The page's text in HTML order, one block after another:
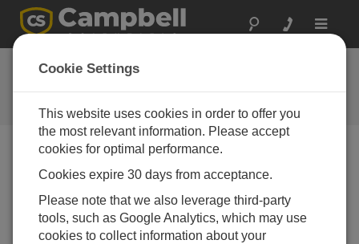
Toggle
常见问题解答
关于我们的产品和解决方案的常见
问题
什么是数据采集器？
数据采集器（Data Logger）是一种用于记录和存储
一个或多个传感器输出数据的设备。在某些情况
下，数据采集器会对传感器传来的电信号进行解
Cookie Settings
This website uses cookies in order to offer you
the most relevant information. Please accept
cookies for optimal performance.
Cookies expire 30 days from acceptance.
Please note that we also leverage third-party
tools, such as Google Analytics, which may use
cookies to collect information about your